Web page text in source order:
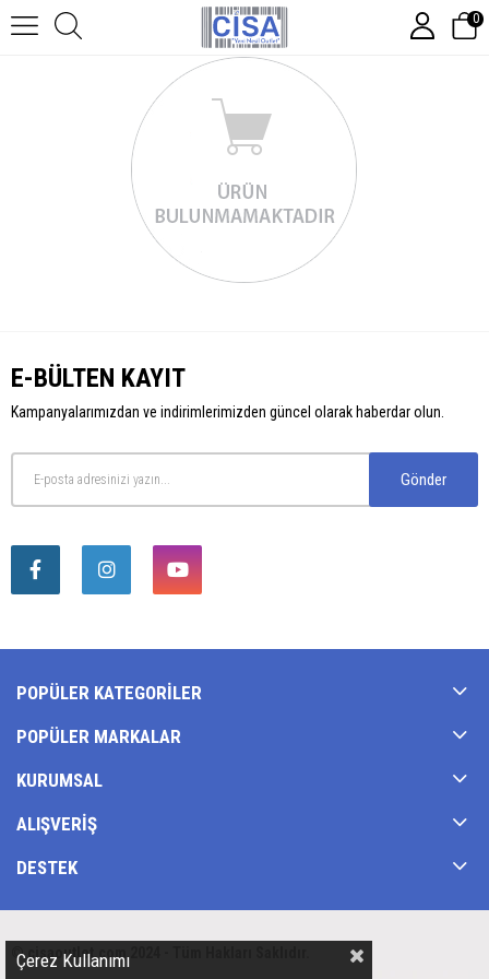
0
E-BÜLTEN KAYIT
Kampanyalarımızdan ve indirimlerimizden güncel olarak haberdar olun.
Gönder
POPÜLER KATEGORILER
POPÜLER MARKALAR
KURUMSAL
ALIŞVERIŞ
DESTEK
© cisaoutlet.com 2024 - Tüm Hakları Saklıdır.
Çerez Kullanımı